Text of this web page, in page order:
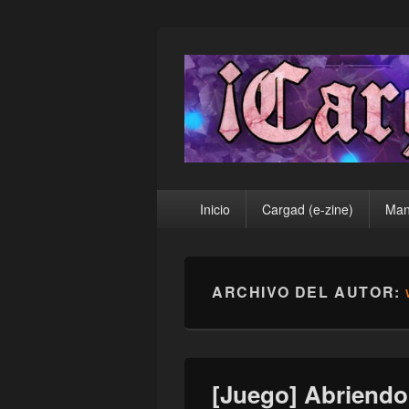
¡Cargad!
principalInicio Cargad (e-zine)
ARCHIVO DEL AUTOR:
[Juego]